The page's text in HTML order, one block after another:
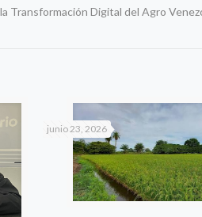
Transformación Digital del Agro
junio 23, 2026